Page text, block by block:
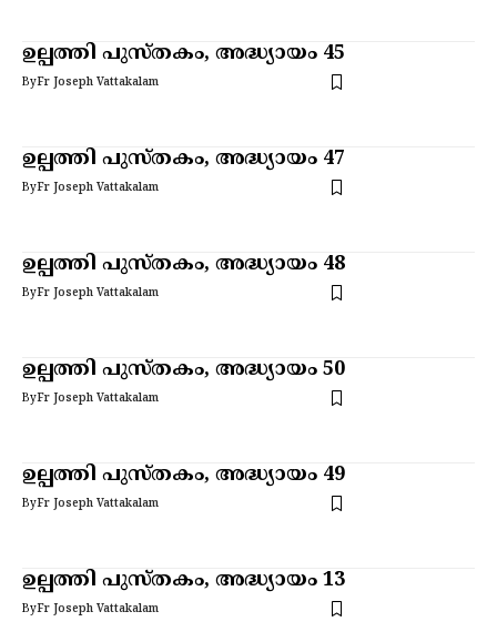
ഉല്പത്തി പുസ്തകം, അദ്ധ്യായം 45
ByFr Joseph Vattakalam
ഉല്പത്തി പുസ്തകം, അദ്ധ്യായം 47
ByFr Joseph Vattakalam
ഉല്പത്തി പുസ്തകം, അദ്ധ്യായം 48
ByFr Joseph Vattakalam
ഉല്പത്തി പുസ്തകം, അദ്ധ്യായം 50
ByFr Joseph Vattakalam
ഉല്പത്തി പുസ്തകം, അദ്ധ്യായം 49
ByFr Joseph Vattakalam
ഉല്പത്തി പുസ്തകം, അദ്ധ്യായം 13
ByFr Joseph Vattakalam